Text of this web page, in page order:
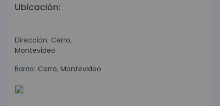
Ubicación:
Dirección: Cerro,
Montevideo
Barrio: Cerro, Montevideo